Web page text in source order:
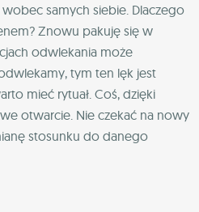
samych siebie. Dlaczego
Znowu pakuję się w
odwlekania może
tym ten lęk jest
mieć rytuał. Coś, dzięki
otwarcie. Nie czekać na nowy
stosunku do danego